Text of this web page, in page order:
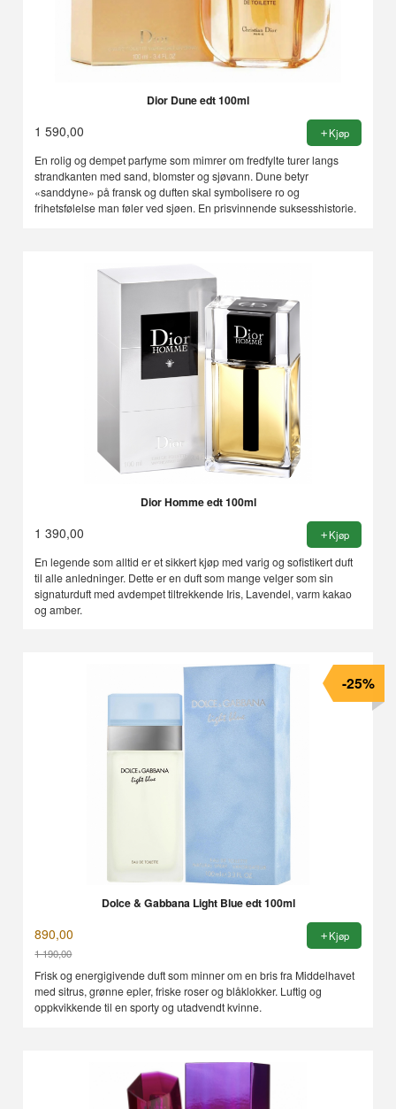
Dior Dune edt 100ml
1 590,00 Kjøp
En rolig og dempet parfyme som mimrer om fredfylte turer langs
strandkanten med sand, blomster og sjøvann. Dune betyr
«sanddyne» på fransk og duften skal symbolisere ro og
frihetsfølelse man føler ved sjøen. En prisvinnende suksesshistorie.
Dior Homme edt 100ml
1 390,00 Kjøp
En legende som alltid er et sikkert kjøp med varig og sofistikert duft
til alle anledninger. Dette er en duft som mange velger som sin
signaturduft med avdempet tiltrekkende Iris, Lavendel, varm kakao
og amber.
Dolce & Gabbana Light Blue edt 100ml
890,00
1 190,00
Rabatt
-25%
Kjøp
Frisk og energigivende duft som minner om en bris fra Middelhavet
med sitrus, grønne epler, friske roser og blåklokker. Luftig og
oppkvikkende til en sporty og utadvendt kvinne.